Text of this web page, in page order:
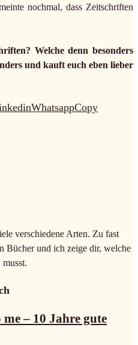
nochmal, dass Zeitschriften
Welche denn besonders
und kauft euch eben lieber
WhatsappCopy
verschiedene Arten. Zu fast
Bücher und ich zeige dir, welche
– 10 Jahre gute